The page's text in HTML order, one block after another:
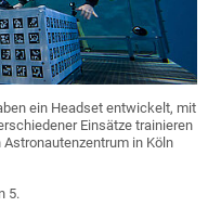
ein Headset entwickelt, mit
Einsätze trainieren
in Köln
5.